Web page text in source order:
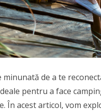
de a te
pentru a face
În acest articol, vom